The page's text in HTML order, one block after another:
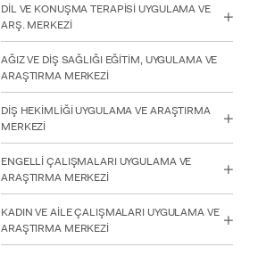
engellilere
göre
ayarlamak
için
Control-
basın;
Erişilebilirlik
için
Control-
basın.
DİL VE KONUŞMA TERAPİSİ UYGULAMA VE
ARŞ. MERKEZİ
AĞIZ VE DİŞ SAĞLIĞI EĞİTİM, UYGULAMA VE
ARAŞTIRMA MERKEZİ
DİŞ HEKİMLİĞİ UYGULAMA VE ARAŞTIRMA
MERKEZİ
ENGELLİ ÇALIŞMALARI UYGULAMA VE
ARAŞTIRMA MERKEZİ
KADIN VE AİLE ÇALIŞMALARI UYGULAMA VE
ARAŞTIRMA MERKEZİ